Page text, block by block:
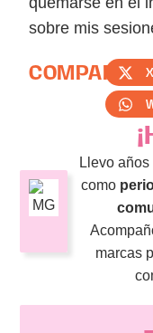
sobre mis
COMPARTIRX
Llevo
como
marcas